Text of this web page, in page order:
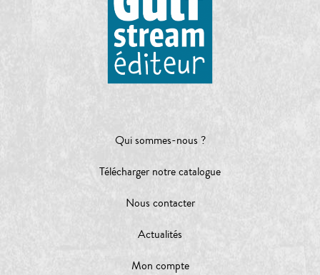
Qui sommes-nous ?
Télécharger notre catalogue
Nous contacter
Actualités
Mon compte